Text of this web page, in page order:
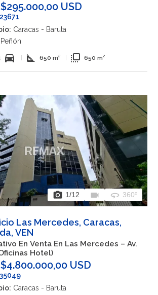
USD
Caracas - Baruta
directions_car square_foot 650 m² flip_to_front 650 m²
photo_camera 1/12 videocam 360 360º
Las Mercedes, Caracas,
VEN
En Venta En Las Mercedes – Av.
Orinoco (Ideal Oficinas Hotel)
USD
Caracas - Baruta